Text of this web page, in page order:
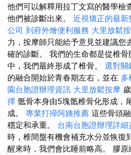
他們可以解釋用拉丁文寫的醫學檢
他們被診斷出來。 近視矯正的最新
公司 到府外燴便利服務 大里放鬆
力，按摩師只能給予意見並建議您
確的診斷。 我們的生命都是從椎
中，我們最終形成了椎骨。 選對關
的融合開始於青春期左右，並在 多
園台胞證辦理資訊 大里放鬆按摩
擇 骶骨本身由5塊骶椎骨化形成，
成。 專業打掃阿姨推薦 這些骨頭
穩定和承重。 台南台胞證辦理詳細
時，椎間盤有機會補充水分並恢復
醒來時，我們會比睡前略高。 膠